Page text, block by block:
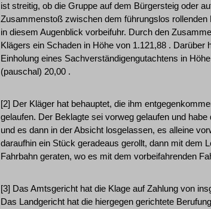
ist streitig, ob die Gruppe auf dem Bürgersteig oder
Zusammenstoß zwischen dem führungslos
in diesem Augenblick vorbeifuhr. Durch den
Klägers ein Schaden in Höhe von 1.121,88 .
Einholung eines Sachverständigengutachtens in
(pauschal) 20,00 .
[2] Der Kläger hat behauptet, die ihm
gelaufen. Der Beklagte sei vorweg gelaufen und
und es dann in der Absicht losgelassen, es alleine
daraufhin ein Stück geradeaus gerollt, dann mit dem
Fahrbahn geraten, wo es mit dem vorbeifahrenden
[3] Das Amtsgericht hat die Klage auf Zahlung von
Das Landgericht hat die hiergegen gerichtete